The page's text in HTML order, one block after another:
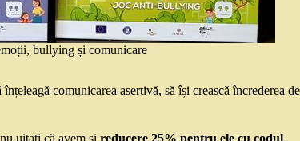
bullying și comunicare
comunicarea asertivă, să își crească încrederea
uitați că avem și reducere 25% pentru ele cu codul